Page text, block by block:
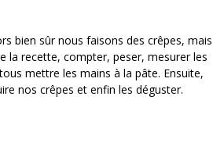
bien sûr nous faisons des crêpes, mais
la recette, compter, peser, mesurer les
mettre les mains à la pâte. Ensuite,
nos crêpes et enfin les déguster.